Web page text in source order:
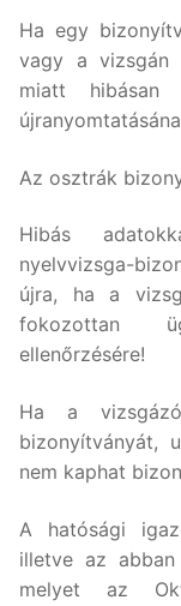
Ha egy
vagy a vizsgán
miatt hibásan
Az osztrák
Hibás
nyelvvizsga-
újra, ha a
fokozottan
ellenőrzésére!
Ha a
bizonyítványát,
nem kaphat
A hatósági
illetve az
melyet az